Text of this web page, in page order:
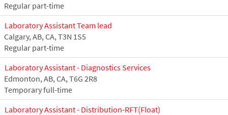
Regular part-time
Laboratory Assistant Team lead
Calgary, AB, CA, T3N 1S5
Regular part-time
Laboratory Assistant - Diagnostics Services
Edmonton, AB, CA, T6G 2R8
Temporary full-time
Laboratory Assistant - Distribution-RFT(Float)